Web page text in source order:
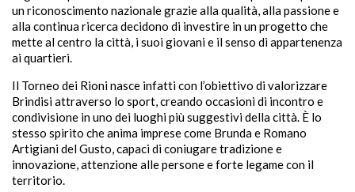
un riconoscimento nazionale grazie alla qualità, alla passione e
alla continua ricerca decidono di investire in un progetto che
mette al centro la città, i suoi giovani e il senso di appartenenza
ai quartieri.
Il Torneo dei Rioni nasce infatti con l’obiettivo di valorizzare
Brindisi attraverso lo sport, creando occasioni di incontro e
condivisione in uno dei luoghi più suggestivi della città. È lo
stesso spirito che anima imprese come Brunda e Romano
Artigiani del Gusto, capaci di coniugare tradizione e
innovazione, attenzione alle persone e forte legame con il
territorio.